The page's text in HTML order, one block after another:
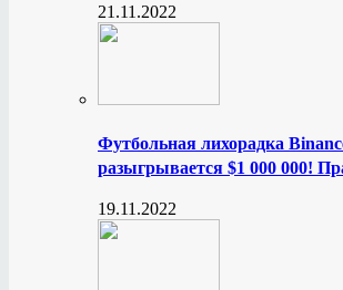
21.11.2022
Футбольная лихорадка
разыгрывается $1 000 000!
19.11.2022